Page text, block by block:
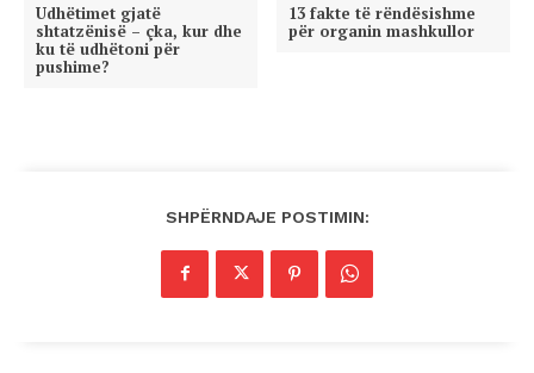
Udhëtimet gjatë
shtatzënisë – çka, kur dhe
ku të udhëtoni për
pushime?
13 fakte të rëndësishme
për organin mashkullor
SHPËRNDAJE POSTIMIN: